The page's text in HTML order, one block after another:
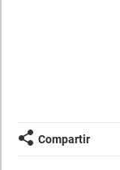
Compartir